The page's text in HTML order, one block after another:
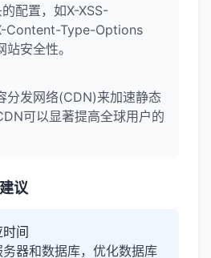
配置，如X-XSS-
Content-Type-Options
安全性。
分发网络(CDN)来加速静态
可以显著提高全球用户的
议
间
器和数据库，优化数据库